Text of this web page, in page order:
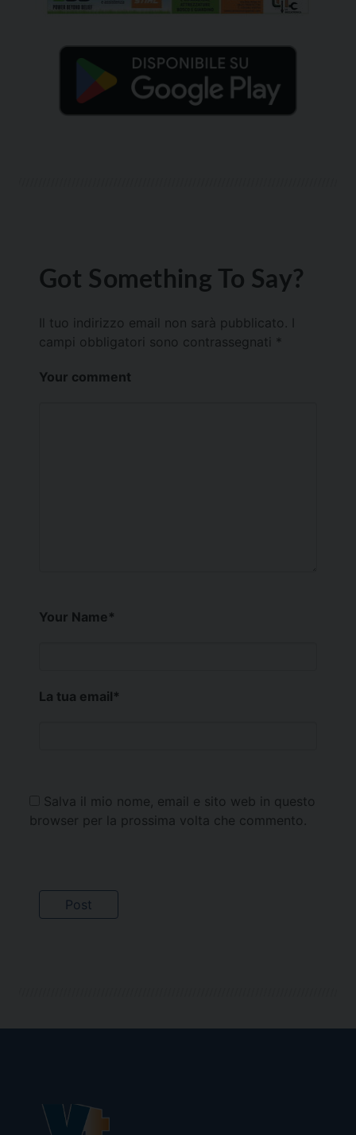
Got Something To Say?
Il tuo indirizzo email non sarà pubblicato.
campi obbligatori sono contrassegnati *
Your comment
Your Name*
La tua email*
Salva il mio nome, email e sito web in questo
browser per la prossima volta che commento.